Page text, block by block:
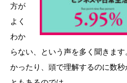
方が
よく
わか
らない、という声を多く聞きま
かったり、頭で理解するのに数秒